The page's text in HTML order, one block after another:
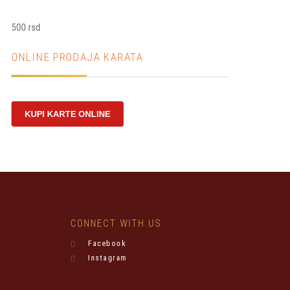
500 rsd
ONLINE PRODAJA KARATA
KUPI KARTE ONLINE
CONNECT WITH US
Facebook
Instagram